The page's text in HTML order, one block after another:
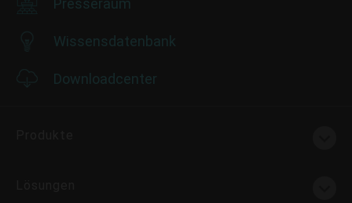
Presseraum
Wissensdatenbank
Downloadcenter